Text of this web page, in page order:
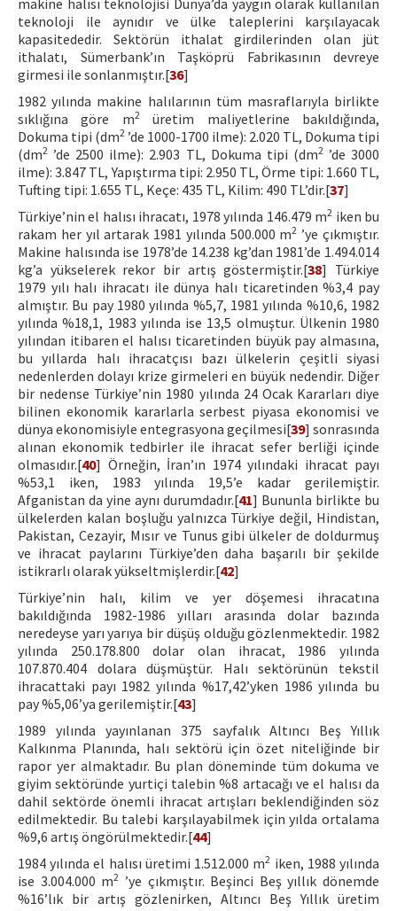
makine halısı teknolojisi Dünya’da yaygın olarak kullanılan
teknoloji ile aynıdır ve ülke taleplerini karşılayacak
kapasitededir. Sektörün ithalat girdilerinden olan jüt
ithalatı, Sümerbank’ın Taşköprü Fabrikasının devreye
girmesi ile sonlanmıştır.[36]
1982 yılında makine halılarının tüm masraflarıyla birlikte
sıklığına göre m2üretim maliyetlerine bakıldığında,
Dokuma tipi (dm2 ’de 1000-1700 ilme): 2.020 TL, Dokuma tipi
(dm2 ’de 2500 ilme): 2.903 TL, Dokuma tipi (dm2’de 3000
ilme): 3.847 TL, Yapıştırma tipi: 2.950 TL, Örme tipi: 1.660 TL,
Tufting tipi: 1.655 TL, Keçe: 435 TL, Kilim: 490 TL’dir.[37]
Türkiye’nin el halısı ihracatı, 1978 yılında 146.479 m2 iken bu
rakam her yıl artarak 1981 yılında 500.000 m2 ’ye çıkmıştır.
Makine halısında ise 1978’de 14.238 kg’dan 1981’de 1.494.014
kg’a yükselerek rekor bir artış göstermiştir.[38] Türkiye
1979 yılı halı ihracatı ile dünya halı ticaretinden %3,4 pay
almıştır. Bu pay 1980 yılında %5,7, 1981 yılında %10,6, 1982
yılında %18,1, 1983 yılında ise 13,5 olmuştur. Ülkenin 1980
yılından itibaren el halısı ticaretinden büyük pay almasına,
bu yıllarda halı ihracatçısı bazı ülkelerin çeşitli siyasi
nedenlerden dolayı krize girmeleri en büyük nedendir. Diğer
bir nedense Türkiye’nin 1980 yılında 24 Ocak Kararları diye
bilinen ekonomik kararlarla serbest piyasa ekonomisi ve
dünya ekonomisiyle entegrasyona geçilmesi[39] sonrasında
alınan ekonomik tedbirler ile ihracat sefer berliği içinde
olmasıdır.[40] Örneğin, İran’ın 1974 yılındaki ihracat payı
%53,1 iken, 1983 yılında 19,5’e kadar gerilemiştir.
Afganistan da yine aynı durumdadır.[41] Bununla birlikte bu
ülkelerden kalan boşluğu yalnızca Türkiye değil, Hindistan,
Pakistan, Cezayir, Mısır ve Tunus gibi ülkeler de doldurmuş
ve ihracat paylarını Türkiye’den daha başarılı bir şekilde
istikrarlı olarak yükseltmişlerdir.[42]
Türkiye’nin halı, kilim ve yer döşemesi ihracatına
bakıldığında 1982-1986 yılları arasında dolar bazında
neredeyse yarı yarıya bir düşüş olduğu gözlenmektedir. 1982
yılında 250.178.800 dolar olan ihracat, 1986 yılında
107.870.404 dolara düşmüştür. Halı sektörünün tekstil
ihracattaki payı 1982 yılında %17,42’yken 1986 yılında bu
pay %5,06’ya gerilemiştir.[43]
1989 yılında yayınlanan 375 sayfalık Altıncı Beş Yıllık
Kalkınma Planında, halı sektörü için özet niteliğinde bir
rapor yer almaktadır. Bu plan döneminde tüm dokuma ve
giyim sektöründe yurtiçi talebin %8 artacağı ve el halısı da
dahil sektörde önemli ihracat artışları beklendiğinden söz
edilmektedir. Bu talebi karşılayabilmek için yılda ortalama
%9,6 artış öngörülmektedir.[44]
1984 yılında el halısı üretimi 1.512.000 m2 iken, 1988 yılında
ise 3.004.000 m2 ’ye çıkmıştır. Beşinci Beş yıllık dönemde
%16’lık bir artış gözlenirken, Altıncı Beş Yıllık üretim